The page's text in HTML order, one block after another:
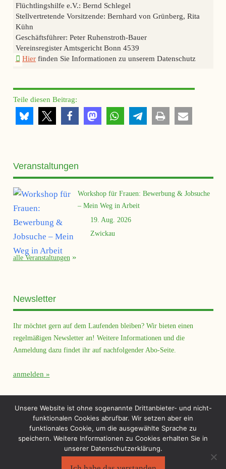
Flüchtlingshilfe e.V.: Bernd Schlegel
Stellvertretende Vorsitzende: Bernhard von Grünberg, Rita
Kühn
Geschäftsführer: Peter Ruhenstroth-Bauer
Vereinsregister Amtsgericht Bonn 4539
Hier finden Sie Informationen zu unserem Datenschutz
Teile diesen Beitrag:
Veranstaltungen
Workshop für Frauen: Bewerbung & Jobsuche
– Mein Weg in Arbeit
19. Aug. 2026
Zwickau
alle Veranstaltungen
Newsletter
Ihr möchtet gern auf dem Laufenden bleiben? Wir bieten einen
regelmäßigen Newsletter an! Weitere Informationen und die
Anmeldung dazu findet ihr auf nachfolgender Abo-Seite.
anmelden
Unsere Website ist ohne sogenannte Drittanbieter- und nicht-
funktionalen Cookies abrufbar. Wir setzen aber ein
funktionales Cookie, um die ausgewählte Sprache zu
speichern. Weitere Informationen zu Cookies erhalten Sie in
unserer Datenschutzerklärung.